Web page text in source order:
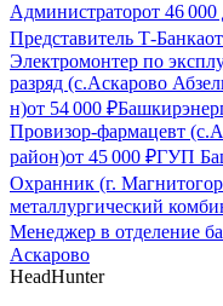
Администраторот 46 000
Представитель Т-Банкаот
Электромонтер по
разряд (с.Аскарово
н)от 54 000 ₽
Провизор-фармацевт
район)от 45 000 ₽ГУП
Охранник (г.
металлургический
Менеджер в отделение
Аскарово
HeadHunter